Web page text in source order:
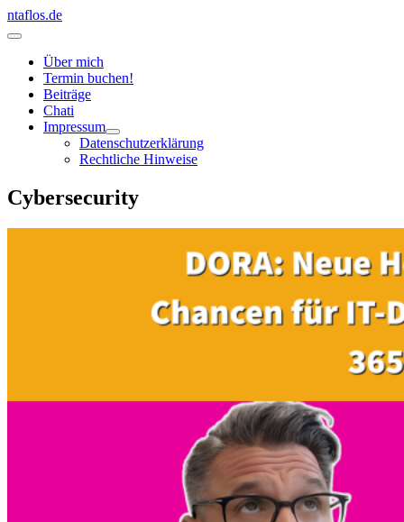
Zum
Inhalt
ntaflos.de
Hauptmenü
Über mich
Termin buchen!
Beiträge
Chati
Impressum
Datenschutzerklärung
Rechtliche Hinweise
Cybersecurity